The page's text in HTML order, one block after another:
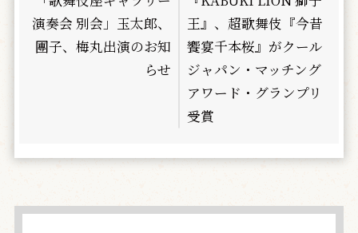
演奏会 別会」玉太郎、
團子、梅丸出演のお知
らせ
王』、超歌舞伎『今昔
饗宴千本桜』がクール
ジャパン・マッチング
アワード・グランプリ
受賞